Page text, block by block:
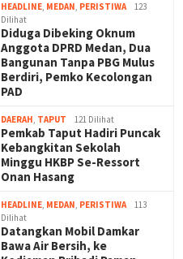
HEADLINE, MEDAN, PERISTIWA
123
Dilihat
Diduga Dibeking Oknum
Anggota DPRD Medan, Dua
Bangunan Tanpa PBG Mulus
Berdiri, Pemko Kecolongan
PAD
DAERAH, TAPUT 121 Dilihat
Pemkab Taput Hadiri Puncak
Kebangkitan Sekolah
Minggu HKBP Se-Ressort
Onan Hasang
HEADLINE, MEDAN, PERISTIWA
113
Dilihat
Datangkan Mobil Damkar
Bawa Air Bersih, ke